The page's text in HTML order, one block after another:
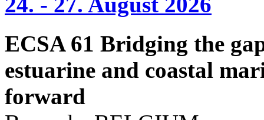
ECSA 61 Bridging the
estuarine and coastal
forward